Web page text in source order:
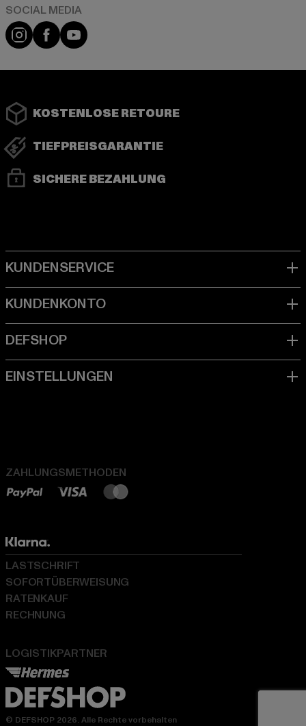
Instagram
FacebookYouTube
KOSTENLOSE RETOURE
TIEFPREISGARANTIE
SICHERE BEZAHLUNG
ZAHLUNGSMETHODEN
LOGISTIKPARTNER
LASTSCHRIFT
SOFORTÜBERWEISUNG
RATENKAUF
RECHNUNG
© DEFSHOP 2026. Alle Rechte vorbehalten